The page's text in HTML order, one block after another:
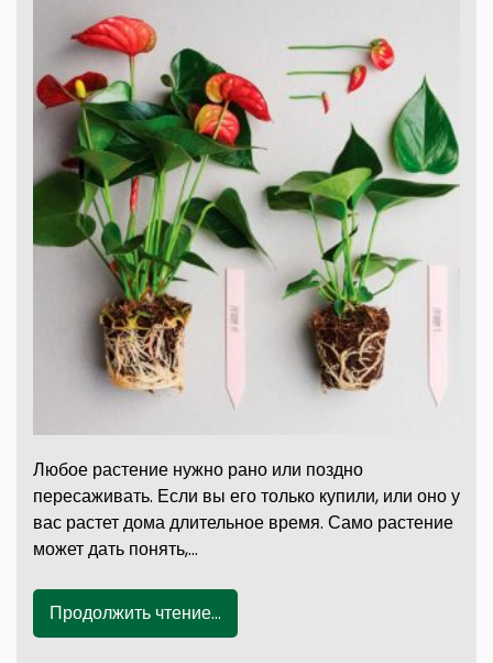
Любое растение нужно рано или поздно
пересаживать. Если вы его только купили, или оно у
вас растет дома длительное время. Само растение
может дать понять,…
Продолжить чтение...